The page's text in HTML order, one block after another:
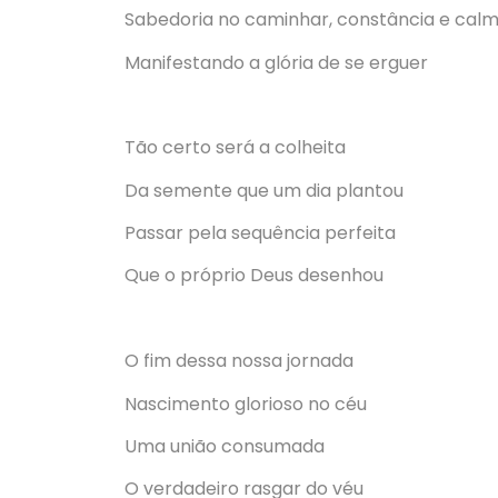
Sabedoria no caminhar, constância e
Manifestando a glória de se erguer
Tão certo será a colheita
Da semente que um dia plantou
Passar pela sequência perfeita
Que o próprio Deus desenhou
O fim dessa nossa jornada
Nascimento glorioso no céu
Uma união consumada
O verdadeiro rasgar do véu